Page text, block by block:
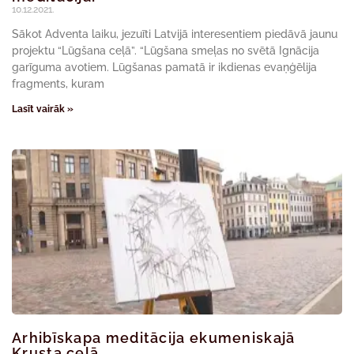
10.12.2021.
Sākot Adventa laiku, jezuīti Latvijā interesentiem piedāvā jaunu
projektu “Lūgšana ceļā”. “Lūgšana smeļas no svētā Ignācija
garīguma avotiem. Lūgšanas pamatā ir ikdienas evaņģēlija
fragments, kuram
Lasīt vairāk »
Arhibīskapa meditācija ekumeniskajā